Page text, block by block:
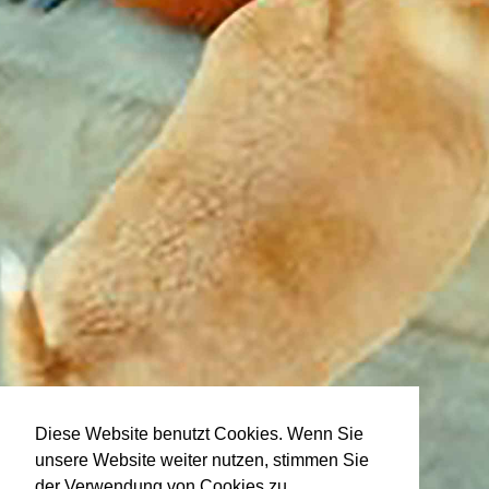
Diese Website benutzt Cookies. Wenn Sie
unsere Website weiter nutzen, stimmen Sie